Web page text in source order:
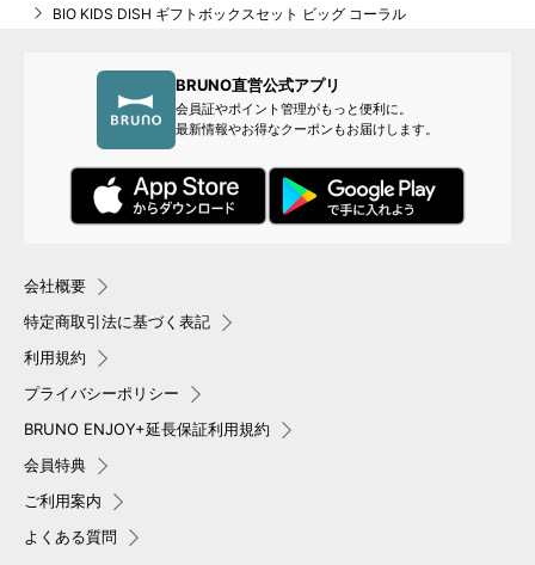
BIO KIDS DISH ギフトボックスセット ビッグ コーラル
BRUNO直営公式アプリ
会員証やポイント管理がもっと便利に。
最新情報やお得なクーポンもお届けします。
会社概要
特定商取引法に基づく表記
利用規約
プライバシーポリシー
BRUNO ENJOY+延長保証利用規約
会員特典
ご利用案内
よくある質問